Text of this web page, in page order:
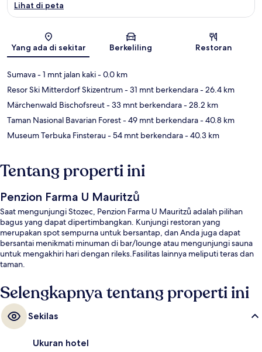
Peta
Lihat di peta
Yang ada di sekitar Berkeliling Restoran
Sumava- 1 mnt jalan kaki- 0.0 km
Resor Ski Mitterdorf Skizentrum- 31 mnt berkendara- 26.4 km
Märchenwald Bischofsreut- 33 mnt berkendara- 28.2 km
Taman Nasional Bavarian Forest- 49 mnt berkendara- 40.8 km
Museum Terbuka Finsterau- 54 mnt berkendara- 40.3 km
Tentang properti ini
Penzion Farma U Mauritzů
Saat mengunjungi Stozec, Penzion Farma U Mauritzů adalah pilihan
bagus yang dapat dipertimbangkan. Kunjungi restoran yang
merupakan spot sempurna untuk bersantap, dan Anda juga dapat
bersantai menikmati minuman di bar/lounge atau mengunjungi sauna
untuk mengakhiri hari dengan rileks.Fasilitas lainnya meliputi teras dan
taman.
Selengkapnya tentang properti ini
Sekilas
Ukuran hotel